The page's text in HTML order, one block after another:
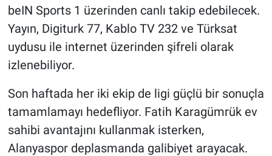
beIN Sports 1 üzerinden canlı takip edebilecek.
Yayın, Digiturk 77, Kablo TV 232 ve Türksat
uydusu ile internet üzerinden şifreli olarak
izlenebiliyor.
Son haftada her iki ekip de ligi güçlü bir sonuçla
tamamlamayı hedefliyor. Fatih Karagümrük ev
sahibi avantajını kullanmak isterken,
Alanyaspor deplasmanda galibiyet arayacak.